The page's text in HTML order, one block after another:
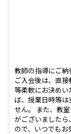
教師の指導にご納
ご入会後は、直
等柔軟にお決め
ば、授業日時等
せん。 また、教
がございました
ので、いつでもお